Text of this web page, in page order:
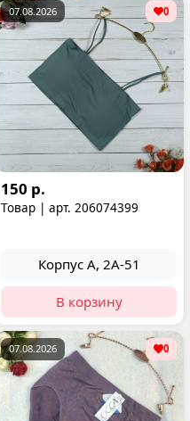
07.08.2026 0
150 р.
Товар | арт. 206074399
Корпус А, 2А-51
В корзину
07.08.2026 0